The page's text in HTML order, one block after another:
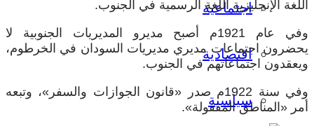
اجتماعية
اقتصادية
سياسية
اللغة الإنجليزية اللغة الرسمية في الجنوب.
وفي عام 1921م أصبح مديرو المديريات الجنوبية لا
يحضرون اجتماعات مديري مديريات السودان في الخرطوم،
ويعقدون اجتماعاتهم في الجنوب.
وفي سنة 1922م صدر «قانون الجوازات والسفر»، وتبعه
أمر «المناطق المقفولة».